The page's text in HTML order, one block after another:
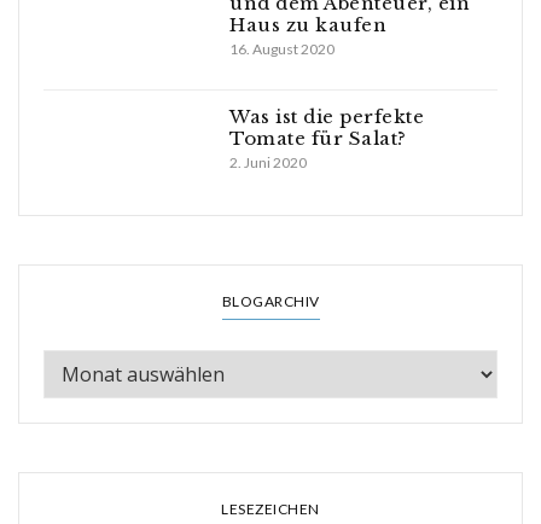
Haus zu kaufen
16. August 2020
Was ist die perfekte
Tomate für Salat?
2. Juni 2020
BLOGARCHIV
LESEZEICHEN